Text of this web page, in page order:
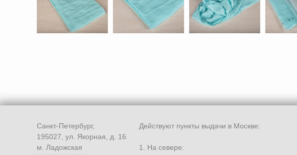
Санкт-Петербург,
195027, ул. Якорная, д. 16
м. Ладожская
Действуют пункты выдачи в Москве:
1. На севере: